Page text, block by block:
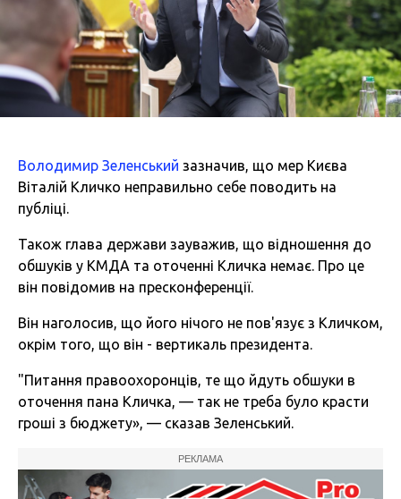
Володимир Зеленський зазначив, що мер Києва
Віталій Кличко неправильно себе поводить на
публіці.
Також глава держави зауважив, що відношення до
обшуків у КМДА та оточенні Кличка немає. Про це
він повідомив на пресконференції.
Він наголосив, що його нічого не пов'язує з Кличком,
окрім того, що він - вертикаль президента.
"Питання правоохоронців, те що йдуть обшуки в
оточення пана Кличка, — так не треба було красти
гроші з бюджету», — сказав Зеленський.
РЕКЛАМА